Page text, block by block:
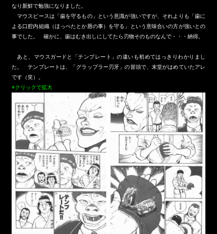
なり新鮮で勉強になりました。
マウスピースは「歯を守るもの」という意識が強いですが、それよりも「歯に
よる口腔内組織（ほっぺたとか唇の事）を守る」という意味合いの方が強いとの
事でした。 確かに、歯はむき出しにしてたら刃物そのものなんで・・・納得。
あと、マウスガードと「テンプレート」の違いも初めてはっきりわかりまし
た。 テンプレートは、「グラップラー刃牙」の冒頭で、末堂がはめていたアレ
です（笑）。
※クリックで拡大